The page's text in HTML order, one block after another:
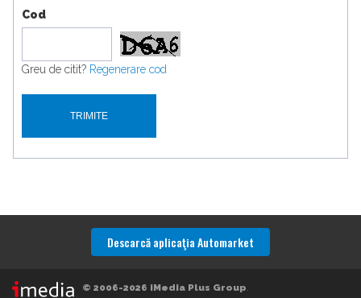
Cod
Greu de citit? Regenerare cod
Descarcă aplicaţia Automarket
© 2006-2026 iMedia Plus Group.